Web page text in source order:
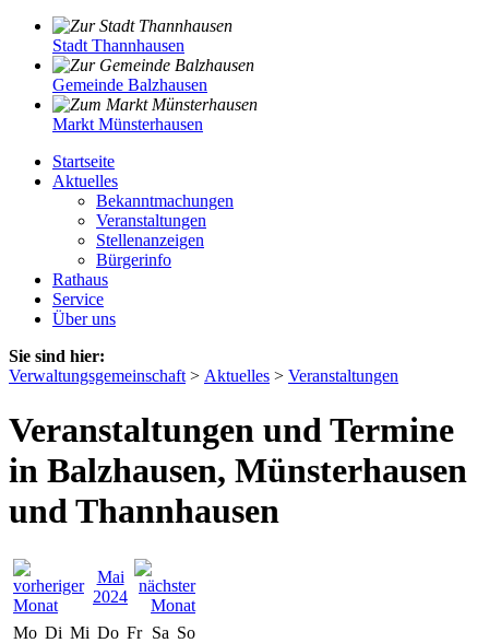
Stadt Thannhausen
Gemeinde Balzhausen
Markt Münsterhausen
Startseite
Aktuelles
Bekanntmachungen
Veranstaltungen
Stellenanzeigen
Bürgerinfo
Rathaus
Service
Über uns
Sie sind hier:
Verwaltungsgemeinschaft > Aktuelles > Veranstaltungen
Veranstaltungen und Termine
in Balzhausen, Münsterhausen
und Thannhausen
Mai
2024
Mo Di Mi Do Fr Sa So